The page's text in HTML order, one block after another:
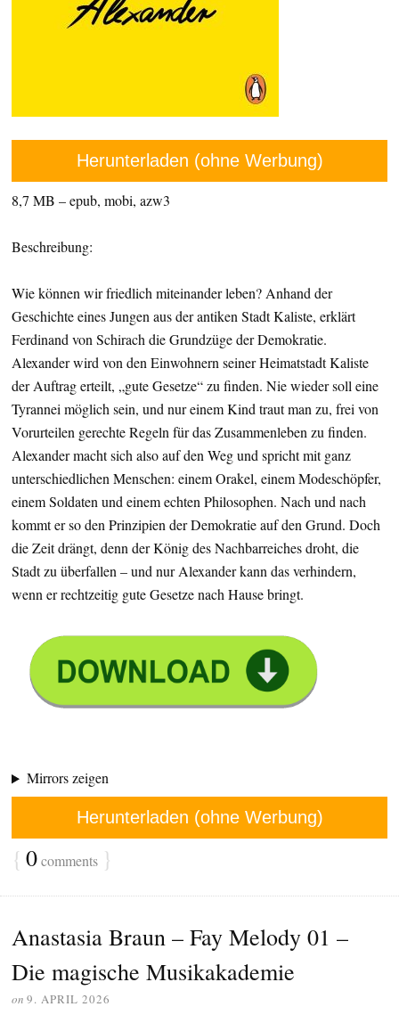
Herunterladen (ohne Werbung)
8,7 MB – epub, mobi, azw3
Beschreibung:
Wie können wir friedlich miteinander leben? Anhand der
Geschichte eines Jungen aus der antiken Stadt Kaliste, erklärt
Ferdinand von Schirach die Grundzüge der Demokratie.
Alexander wird von den Einwohnern seiner Heimatstadt Kaliste
der Auftrag erteilt, „gute Gesetze“ zu finden. Nie wieder soll eine
Tyrannei möglich sein, und nur einem Kind traut man zu, frei von
Vorurteilen gerechte Regeln für das Zusammenleben zu finden.
Alexander macht sich also auf den Weg und spricht mit ganz
unterschiedlichen Menschen: einem Orakel, einem Modeschöpfer,
einem Soldaten und einem echten Philosophen. Nach und nach
kommt er so den Prinzipien der Demokratie auf den Grund. Doch
die Zeit drängt, denn der König des Nachbarreiches droht, die
Stadt zu überfallen – und nur Alexander kann das verhindern,
wenn er rechtzeitig gute Gesetze nach Hause bringt.
Mirrors zeigen
Herunterladen (ohne Werbung)
{ 0comments }
Anastasia Braun – Fay Melody 01 –
Die magische Musikakademie
on 9. APRIL 2026